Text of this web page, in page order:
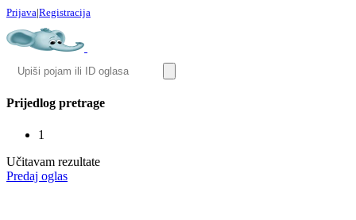
Prijava|Registracija
Prijedlog pretrage
1
Učitavam rezultate
Predaj oglas